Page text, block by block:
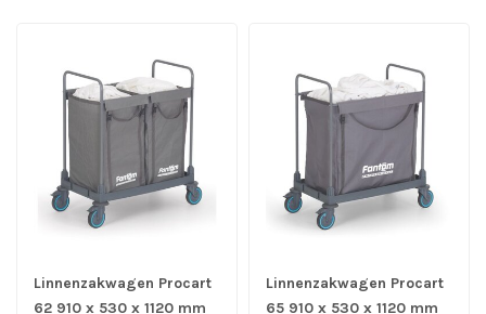
Linnenzakwagen Procart
62 910 x 530 x 1120 mm
Linnenzakwagen Procart
65 910 x 530 x 1120 mm